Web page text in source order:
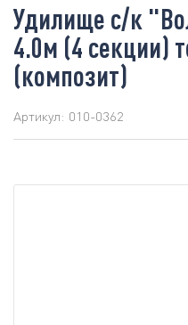
Удилище с/к
4.0м (4 секции)
(композит)
Артикул: 010-0362